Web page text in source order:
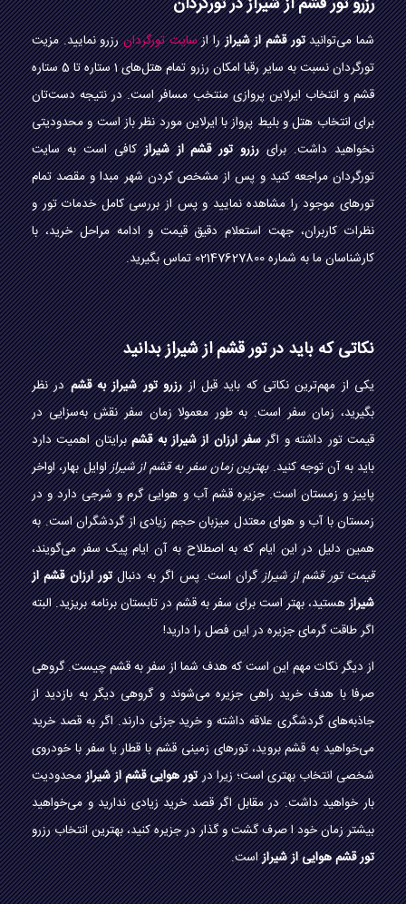
شما می‌توانیدتور قشم از شیرازرا ازسایت تورگردانرزرو نمایید. مزیت
تورگردان نسبت به سایر رقبا امکان رزرو تمام هتل‌های 1 ستاره تا 5 ستاره
قشم و انتخاب ایرلاین پروازی منتخب مسافر است. در نتیجه دست‌تان
برای انتخاب هتل و بلیط پرواز با ایرلاین مورد نظر باز است و محدودیتی
نخواهید داشت. برایرزرو تور قشم از شیرازکافی است به سایت
تورگردان مراجعه کنید و پس از مشخص کردن شهر مبدا و مقصد تمام
تورهای موجود را مشاهده نمایید و پس از بررسی کامل خدمات تور و
نظرات کاربران، جهت استعلام دقیق قیمت و ادامه مراحل خرید، با
کارشناسان ما به شماره 02147627800 تماس بگیرید.
نکاتی که باید در تور قشم از شیراز بدانید
یکی از مهم‌ترین نکاتی که باید قبل ازرزرو تور شیراز به قشمدر نظر
بگیرید، زمان سفر است. به طور معمولا زمان سفر نقش به‌سزایی در
قیمت تور داشته و اگرسفر ارزان از شیراز به قشمبرایتان اهمیت دارد
باید به آن توجه کنید.بهترین زمان سفر به قشم از شیرازاوایل بهار، اواخر
پاییز و زمستان است. جزیره قشم آب و هوایی گرم و شرجی دارد و در
زمستان با آب و هوای معتدل میزبان حجم زیادی از گردشگران است. به
همین دلیل در این ایام که به اصطلاح به آن ایام پیک سفر می‌گویند،
قیمت تور قشم از شیرازگران است. پس اگر به دنبالتور ارزان قشم از
شیرازهستید، بهتر است برای سفر به قشم در تابستان برنامه بریزید. البته
اگر طاقت گرمای جزیره در این فصل را دارید!
از دیگر نکات مهم این است که هدف شما از سفر به قشم چیست. گروهی
صرفا با هدف خرید راهی جزیره می‌شوند و گروهی دیگر به بازدید از
جاذبه‌های گردشگری علاقه داشته و خرید جزئی دارند. اگر به قصد خرید
می‌خواهید به قشم بروید، تورهای زمینی قشم با قطار یا سفر با خودروی
شخصی انتخاب بهتری است؛ زیرا درتور هوایی قشم از شیرازمحدودیت
بار خواهید داشت. در مقابل اگر قصد خرید زیادی ندارید و می‌خواهید
بیشتر زمان خود ا صرف گشت و گذار در جزیره کنید، بهترین انتخاب رزرو
تور قشم هوایی از شیرازاست.